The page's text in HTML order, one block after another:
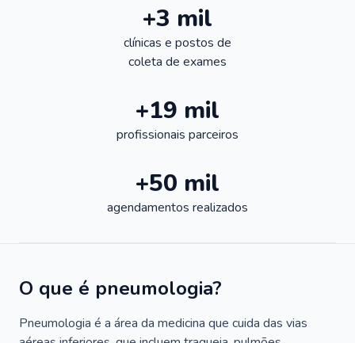
+3 mil
clínicas e postos de
coleta de exames
+19 mil
profissionais parceiros
+50 mil
agendamentos realizados
O que é pneumologia?
Pneumologia é a área da medicina que cuida das vias